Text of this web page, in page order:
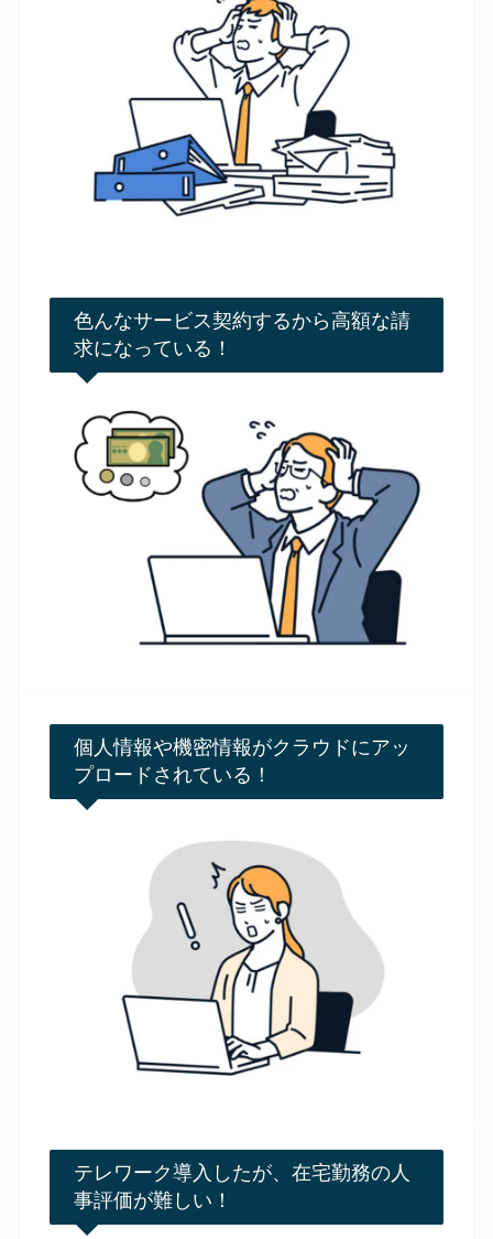
色んなサービス契約するから高額な請
求になっている！
個人情報や機密情報がクラウドにアッ
プロードされている！
テレワーク導入したが、在宅勤務の人
事評価が難しい！